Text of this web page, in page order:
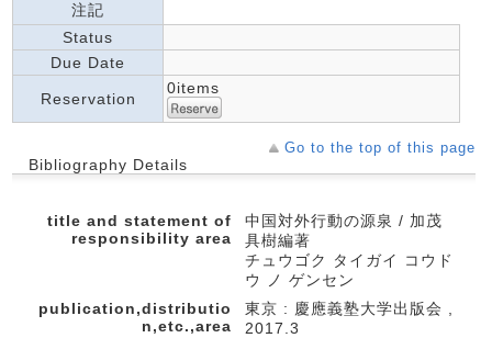
注記
Status
Due Date
Reservation
0items
Go to the top of this page
Bibliography Details
title and statement of
responsibility area
中国対外行動の源泉 / 加茂
具樹編著
チュウゴク タイガイ コウド
ウ ノ ゲンセン
publication,distributio
n,etc.,area
東京 : 慶應義塾大学出版会 ,
2017.3